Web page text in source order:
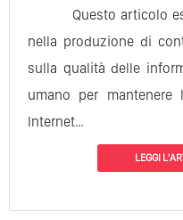
Questo articolo
nella produzione di
sulla qualità delle
umano per
Internet…
LEGGI